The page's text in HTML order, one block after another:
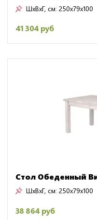
ШxВxГ, см: 250x79x100
41 304 руб
Стол Обеденный
ШxВxГ, см: 250x79x100
38 864 руб